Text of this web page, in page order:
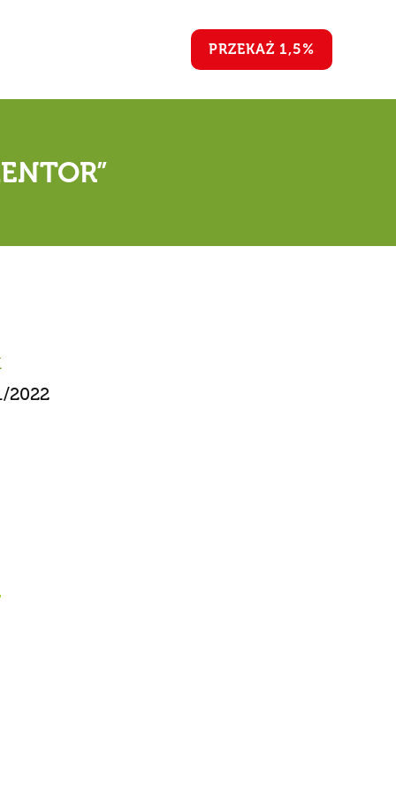
PRZEKAŻ 1,5%
2022